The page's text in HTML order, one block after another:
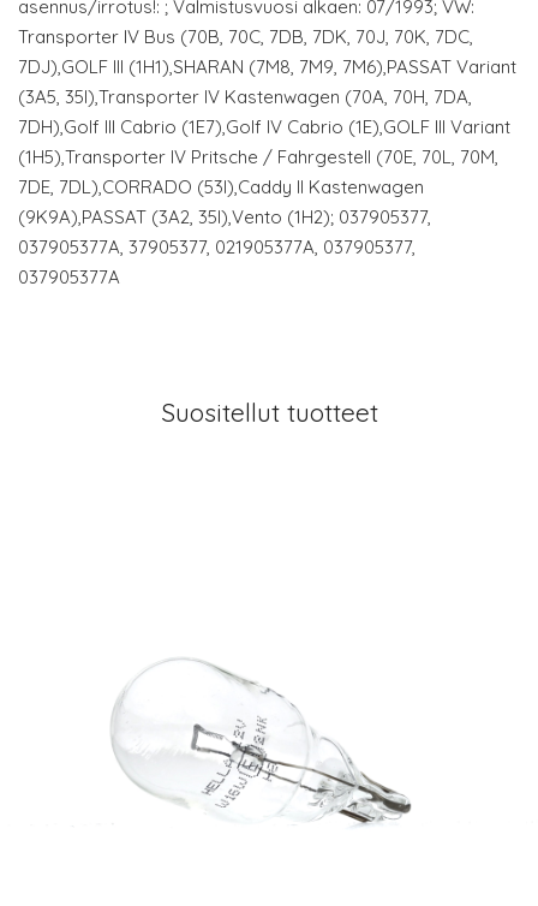
asennus/irrotus!: ; Valmistusvuosi alkaen: 07/1993; VW:
Transporter IV Bus (70B, 70C, 7DB, 7DK, 70J, 70K, 7DC,
7DJ),GOLF III (1H1),SHARAN (7M8, 7M9, 7M6),PASSAT Variant
(3A5, 35I),Transporter IV Kastenwagen (70A, 70H, 7DA,
7DH),Golf III Cabrio (1E7),Golf IV Cabrio (1E),GOLF III Variant
(1H5),Transporter IV Pritsche / Fahrgestell (70E, 70L, 70M,
7DE, 7DL),CORRADO (53I),Caddy II Kastenwagen
(9K9A),PASSAT (3A2, 35I),Vento (1H2); 037905377,
037905377A, 37905377, 021905377A, 037905377,
037905377A
Suositellut tuotteet